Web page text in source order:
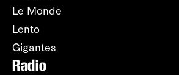
Le Monde
Lento
Gigantes
Radio